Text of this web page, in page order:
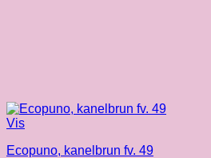
Vis
Ecopuno, kanelbrun fv. 49